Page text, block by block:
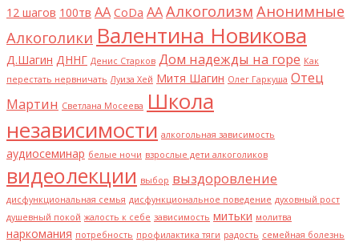
12 шагов 100тв AA CoDa АААлкоголизм Анонимные
Алкоголики Валентина Новикова
Д.Шагин ДННГ Денис Старков Дом надежды на горе Как
перестать нервничать Луиза Хей Митя Шагин Олег Гаркуша Отец
Мартин Светлана Мосеева Школа
независимости алкогольная зависимость
аудиосеминар белые ночи взрослые дети алкоголиков
видеолекции выбор выздоровление
дисфункциональная семья дисфункциональное поведение духовный рост
душевный покой жалость к себе зависимость митьки молитва
наркомания потребность профилактика тяги радость семейная болезнь